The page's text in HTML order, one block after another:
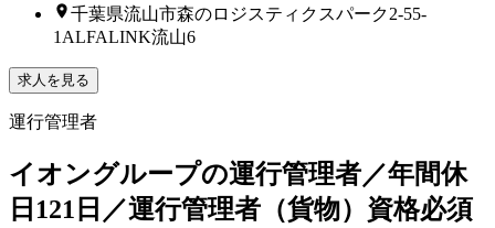
千葉県流山市森のロジスティクスパーク2-55-
1ALFALINK流山6
求人を見る
運行管理者
イオングループの運行管理者／年間休
日121日／運行管理者（貨物）資格必須